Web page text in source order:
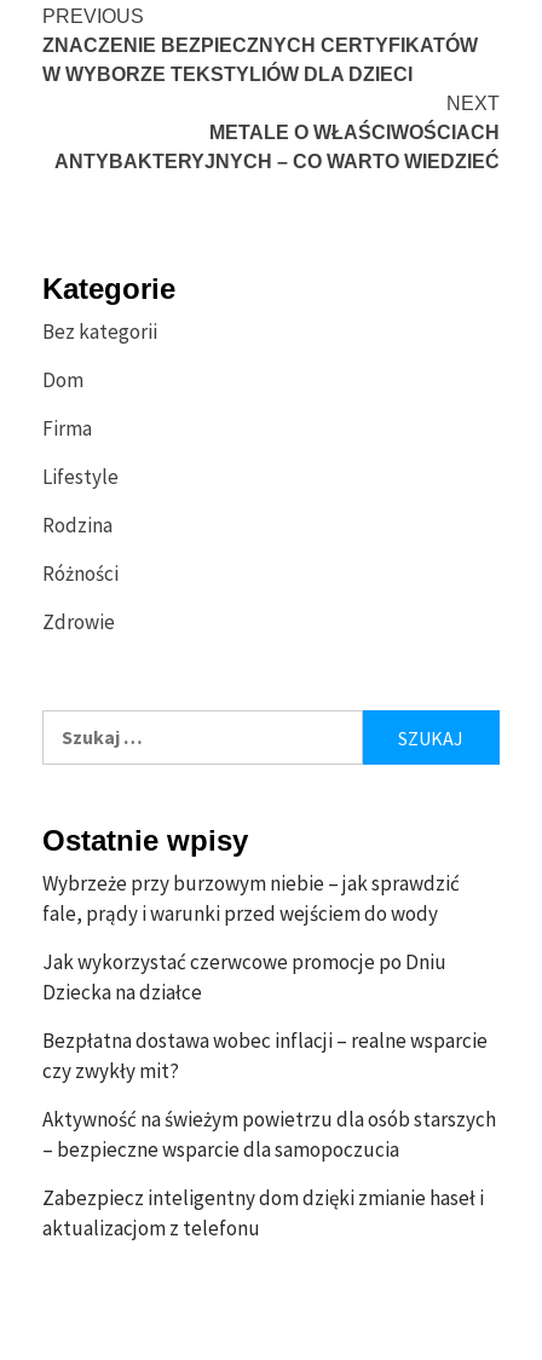
Continue
Reading
PREVIOUS
ZNACZENIE BEZPIECZNYCH CERTYFIKATÓW
W WYBORZE TEKSTYLIÓW DLA DZIECI
NEXT
METALE O WŁAŚCIWOŚCIACH
ANTYBAKTERYJNYCH – CO WARTO WIEDZIEĆ
Kategorie
Bez kategorii
Dom
Firma
Lifestyle
Rodzina
Różności
Zdrowie
Ostatnie wpisy
Wybrzeże przy burzowym niebie – jak sprawdzić
fale, prądy i warunki przed wejściem do wody
Jak wykorzystać czerwcowe promocje po Dniu
Dziecka na działce
Bezpłatna dostawa wobec inflacji – realne wsparcie
czy zwykły mit?
Aktywność na świeżym powietrzu dla osób starszych
– bezpieczne wsparcie dla samopoczucia
Zabezpiecz inteligentny dom dzięki zmianie haseł i
aktualizacjom z telefonu